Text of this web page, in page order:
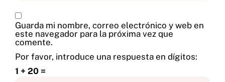
Guarda mi nombre, correo electrónico y web en
este navegador para la próxima vez que
comente.
Por favor, introduce una respuesta en dígitos:
1 + 20 =